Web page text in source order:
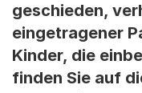
geschieden,
eingetragener
Kinder, die
finden Sie auf